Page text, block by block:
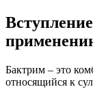
Бактрим – это
относящийся к